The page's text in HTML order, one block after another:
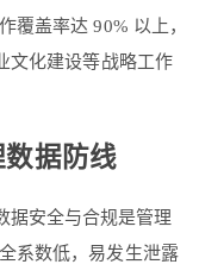
覆盖率达 90% 以上，
文化建设等战略工作
据防线
据安全与合规是管理
系数低，易发生泄露